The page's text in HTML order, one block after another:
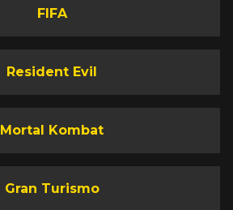
FIFA
Resident Evil
Mortal Kombat
Gran Turismo